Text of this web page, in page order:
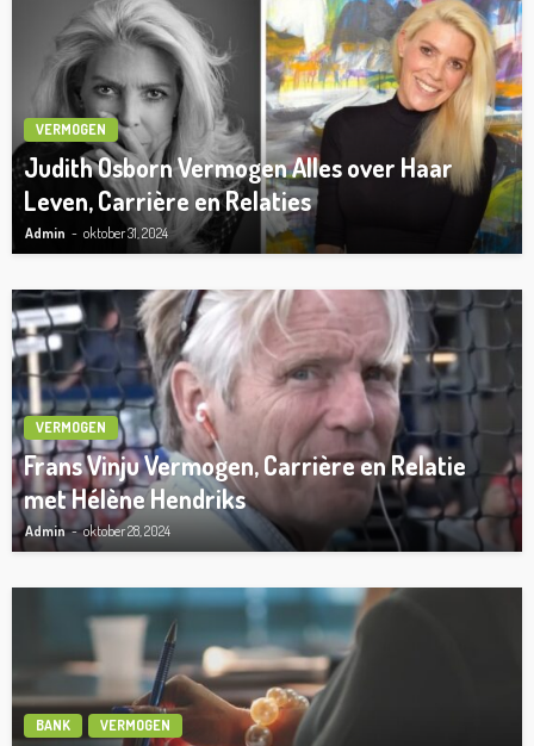
VERMOGEN
Judith Osborn Vermogen Alles over Haar
Leven, Carrière en Relaties
Admin oktober 31, 2024
VERMOGEN
Frans Vinju Vermogen, Carrière en Relatie
met Hélène Hendriks
Admin oktober 28, 2024
BANK VERMOGEN